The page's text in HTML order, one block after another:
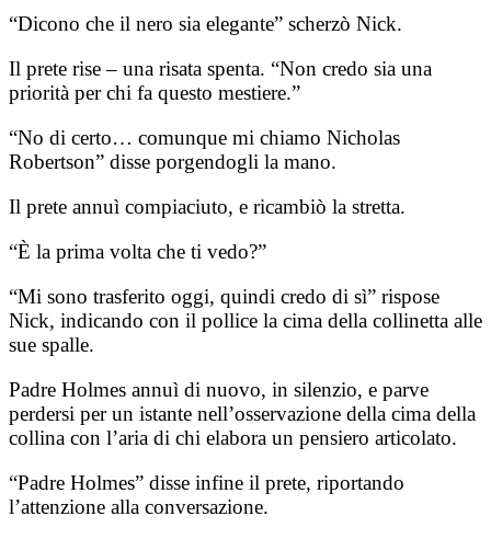
“Dicono che il nero sia elegante” scherzò Nick.
Il prete rise – una risata spenta. “Non credo sia una
priorità per chi fa questo mestiere.”
“No di certo… comunque mi chiamo Nicholas
Robertson” disse porgendogli la mano.
Il prete annuì compiaciuto, e ricambiò la stretta.
“È la prima volta che ti vedo?”
“Mi sono trasferito oggi, quindi credo di sì” rispose
Nick, indicando con il pollice la cima della collinetta alle
sue spalle.
Padre Holmes annuì di nuovo, in silenzio, e parve
perdersi per un istante nell’osservazione della cima della
collina con l’aria di chi elabora un pensiero articolato.
“Padre Holmes” disse infine il prete, riportando
l’attenzione alla conversazione.